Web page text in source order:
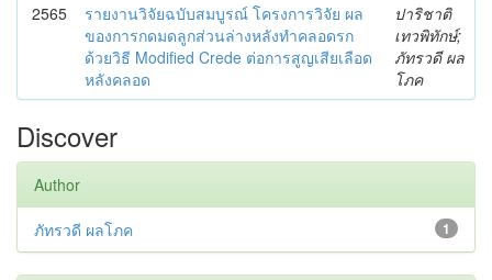
2565
รายงานวิจัยฉบับสมบูรณ์ โครงการวิจัย ผล
ของการกดมดลูกส่วนล่างหลังทําคลอดรก
ด้วยวิธี Modified Crede ต่อการสูญเสียเลือด
หลังคลอด
ปาริชาติ
เทวพิทักษ์;
ภัทรวดี ผล
โภค
Discover
Author
1
ภัทรวดี ผลโภค